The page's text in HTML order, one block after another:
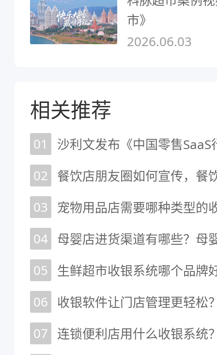
市》
2026.06.03
相关推荐
01
沙利文发布《中国零售
02
03
宠物用品店需要哪种类型的
04 母婴店进货渠道有哪些？母
05
生鲜超市收银系统哪个品牌
06 收银软件让门店管理更轻松
07 连锁便利店用什么收银系统